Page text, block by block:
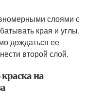
слоями с
края и углы.
дождаться ее
второй слой.
на